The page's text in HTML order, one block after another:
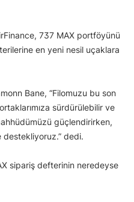
737 MAX portföyünü
en yeni nesil uçaklara
Bane, “Filomuzu bu son
sürdürülebilir ve
güçlendirirken,
destekliyoruz.” dedi.
sipariş defterinin neredeyse